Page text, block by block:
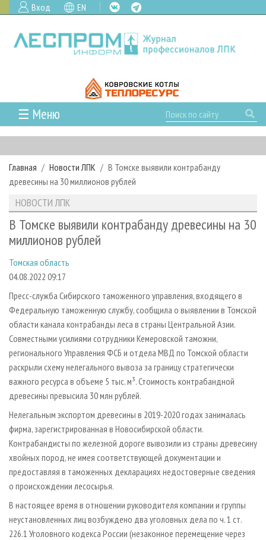
Вход EN
☰ Меню
ГЛАВНАЯ
РУБРИКИ И ТЕМЫ
РУБРИКИ ЖУРНАЛА
ЛЕСОЗАГОТОВКА
ЛЕСОПИЛЕНИЕ
СУШКА ДРЕВЕСИНЫ
ПРОИЗВОДСТВО ДРЕВЕСНЫХ ПЛИТ
ДЕРЕВЯННОЕ ДОМОСТРОЕНИЕ
ПРОИЗВОДСТВО МЕБЕЛИ
БИОЭНЕРГЕТИКА
ЦБП
ИНСТРУМЕНТ И МАТЕРИАЛЫ
НОВОСТИ
НОВОСТИ ЛПК
НОВОСТИ ЖУРНАЛА
ПРОЕКТЫ ЛПИ
АНАЛИТИКА
ПРЕДПРИЯТИЯ ЛПК
ПЕРСОНЫ
МОБИЛЬНЫЕ ВЫСТАВКИ
ОФИЦИАЛЬНЫЕ ДЕЛЕГАЦИИ
ПРИОРИТЕТНЫЕ ИНВЕСТПРОЕКТЫ
RUSSIAN FORESTRY REVIEW
ГАЗЕТА ЛЕСПРОМФОРУМ
БИБЛИОТЕКА СПЕЦИАЛИСТА
АРХИВ
АРХИВ ЖУРНАЛОВ
СТАТЬИ
О ЖУРНАЛЕ
ПОДПИСКА
КОНТАКТЫ
РЕКЛАМОДАТЕЛЯМ
РЕКЛАМА
РЕКЛАМА НА САЙТЕ
Главная Новости ЛПК
В Томске выявили контрабанду
древесины на 30 миллионов рублей
НОВОСТИ ЛПК
В Томске выявили контрабанду древесины на 30
миллионов рублей
Томская область
04.08.2022 09:17
Пресс-служба Сибирского таможенного управления, входящего в
Федеральную таможенную службу, сообщила о выявлении в Томской
области канала контрабанды леса в страны Центральной Азии.
Совместными усилиями сотрудники Кемеровской таможни,
регионального Управления ФСБ и отдела МВД по Томской области
раскрыли схему нелегального вывоза за границу стратегически
важного ресурса в объеме 5 тыс. м³. Стоимость контрабандной
древесины превысила 30 млн рублей.
Нелегальным экспортом древесины в 2019-2020 годах занималась
фирма, зарегистрированная в Новосибирской области.
Контрабандисты по железной дороге вывозили из страны древесину
хвойных пород, не имея соответствующей документации и
предоставляя в таможенных декларациях недостоверные сведения
о происхождении лесосырья.
В настоящее время в отношении руководителя компании и группы
неустановленных лиц возбуждено два уголовных дела по ч. 1 ст.
226.1 Уголовного кодекса России (незаконное перемещение через